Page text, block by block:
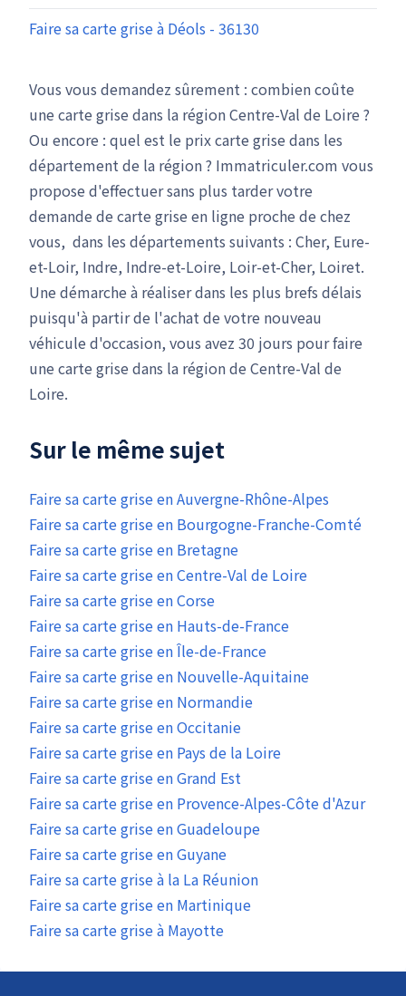
Faire sa carte grise à Déols - 36130
Vous vous demandez sûrement : combien coûte
une carte grise dans la région Centre-Val de Loire ?
Ou encore : quel est le prix carte grise dans les
département de la région ? Immatriculer.com vous
propose d'effectuer sans plus tarder votre
demande de carte grise en ligne proche de chez
vous, dans les départements suivants : Cher, Eure-
et-Loir, Indre, Indre-et-Loire, Loir-et-Cher, Loiret.
Une démarche à réaliser dans les plus brefs délais
puisqu'à partir de l'achat de votre nouveau
véhicule d'occasion, vous avez 30 jours pour faire
une carte grise dans la région de Centre-Val de
Loire.
Sur le même sujet
Faire sa carte grise en Auvergne-Rhône-Alpes
Faire sa carte grise en Bourgogne-Franche-Comté
Faire sa carte grise en Bretagne
Faire sa carte grise en Centre-Val de Loire
Faire sa carte grise en Corse
Faire sa carte grise en Hauts-de-France
Faire sa carte grise en Île-de-France
Faire sa carte grise en Nouvelle-Aquitaine
Faire sa carte grise en Normandie
Faire sa carte grise en Occitanie
Faire sa carte grise en Pays de la Loire
Faire sa carte grise en Grand Est
Faire sa carte grise en Provence-Alpes-Côte d'Azur
Faire sa carte grise en Guadeloupe
Faire sa carte grise en Guyane
Faire sa carte grise à la La Réunion
Faire sa carte grise en Martinique
Faire sa carte grise à Mayotte